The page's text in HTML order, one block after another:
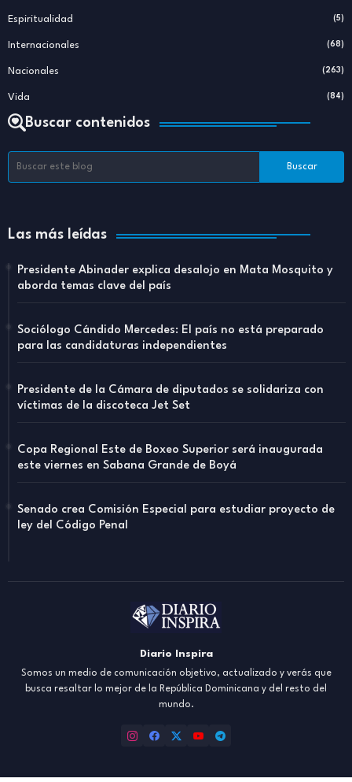
Espiritualidad (5)
Internacionales (68)
Nacionales (263)
Vida (84)
Buscar contenidos
Las más leídas
Presidente Abinader explica desalojo en Mata Mosquito y
aborda temas clave del país
Sociólogo Cándido Mercedes: El país no está preparado
para las candidaturas independientes
Presidente de la Cámara de diputados se solidariza con
víctimas de la discoteca Jet Set
Copa Regional Este de Boxeo Superior será inaugurada
este viernes en Sabana Grande de Boyá
Senado crea Comisión Especial para estudiar proyecto de
ley del Código Penal
Diario Inspira
Somos un medio de comunicación objetivo, actualizado y verás que
busca resaltar lo mejor de la República Dominicana y del resto del
mundo.